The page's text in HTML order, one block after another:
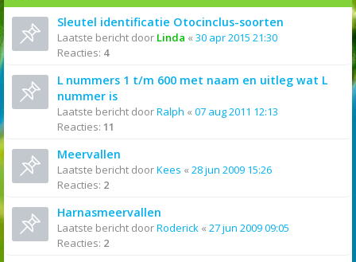
Sleutel identificatie Otocinclus-soorten
Laatste bericht door Linda « 30 apr 2015 21:30
Reacties: 4
L nummers 1 t/m 600 met naam en uitleg wat L
nummer is
Laatste bericht doorRalph « 07 aug 2011 12:13
Reacties: 11
Meervallen
Laatste bericht doorKees « 28 jun 2009 15:26
Reacties: 2
Harnasmeervallen
Laatste bericht doorRoderick « 27 jun 2009 09:05
Reacties: 2